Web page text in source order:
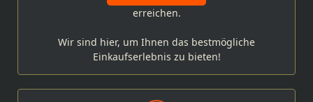
erreichen.
Wir sind hier, um Ihnen das bestmögliche
Einkaufserlebnis zu bieten!